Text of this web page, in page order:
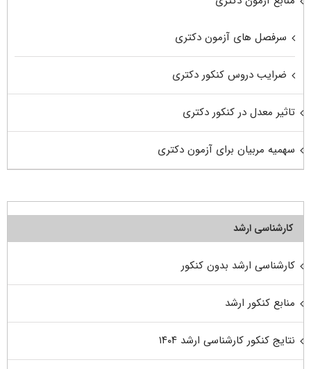
سرفصل های آزمون دکتری
ضرایب دروس کنکور دکتری
تاثیر معدل در کنکور دکتری
سهمیه مربیان برای آزمون دکتری
کارشناسی ارشد
کارشناسی ارشد بدون کنکور
منابع کنکور ارشد
نتایج کنکور کارشناسی ارشد ۱۴۰۴